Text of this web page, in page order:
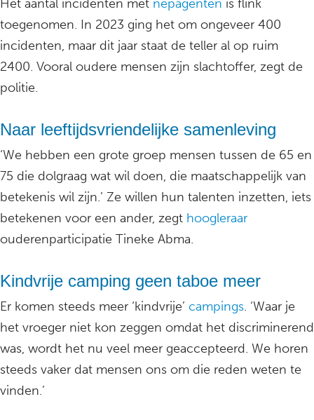
Het aantal incidenten met nepagenten is flink
toegenomen. In 2023 ging het om ongeveer 400
incidenten, maar dit jaar staat de teller al op ruim
2400. Vooral oudere mensen zijn slachtoffer, zegt de
politie.
Naar leeftijdsvriendelijke samenleving
‘We hebben een grote groep mensen tussen de 65 en
75 die dolgraag wat wil doen, die maatschappelijk van
betekenis wil zijn.’ Ze willen hun talenten inzetten, iets
betekenen voor een ander, zegt hoogleraar
ouderenparticipatie Tineke Abma.
Kindvrije camping geen taboe meer
Er komen steeds meer ‘kindvrije’ campings. ‘Waar je
het vroeger niet kon zeggen omdat het discriminerend
was, wordt het nu veel meer geaccepteerd. We horen
steeds vaker dat mensen ons om die reden weten te
vinden.’